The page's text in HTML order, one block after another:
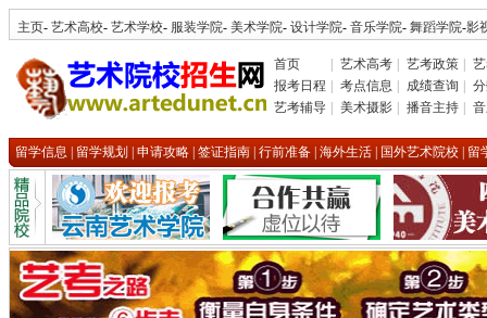
主页- 艺术高校- 艺术学校- 服装学院- 美术学院- 设计学院- 音乐学院- 舞蹈学院-影
首页 艺术高考 艺考政策
报考日程
考点信息 成绩查询
艺考辅导
美术摄影 播音主持
留学信息 留学规划 申请攻略 签证指南 行前准备 海外生活 国外艺术院校 留